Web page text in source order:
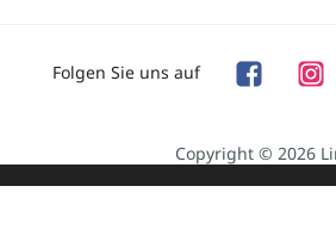
Folgen Sie uns auf
Copyright © 2026